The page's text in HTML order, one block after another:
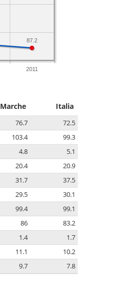
2011
87.2
Marche Italia
76.7
72.5
103.4
99.3
4.8
5.1
20.4
20.9
31.7
37.5
29.5
30.1
99.4
99.1
86
83.2
1.4
1.7
11.1
10.2
9.7 7.8